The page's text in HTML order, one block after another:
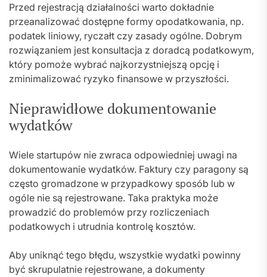
Przed rejestracją działalności warto dokładnie
przeanalizować dostępne formy opodatkowania, np.
podatek liniowy, ryczałt czy zasady ogólne. Dobrym
rozwiązaniem jest konsultacja z doradcą podatkowym,
który pomoże wybrać najkorzystniejszą opcję i
zminimalizować ryzyko finansowe w przyszłości.
Nieprawidłowe dokumentowanie
wydatków
Wiele startupów nie zwraca odpowiedniej uwagi na
dokumentowanie wydatków. Faktury czy paragony są
często gromadzone w przypadkowy sposób lub w
ogóle nie są rejestrowane. Taka praktyka może
prowadzić do problemów przy rozliczeniach
podatkowych i utrudnia kontrolę kosztów.
Aby uniknąć tego błędu, wszystkie wydatki powinny
być skrupulatnie rejestrowane, a dokumenty